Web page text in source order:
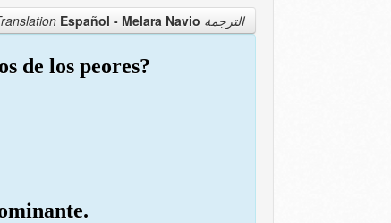
الترجمة Translation Español - Melara Navio
de los peores?